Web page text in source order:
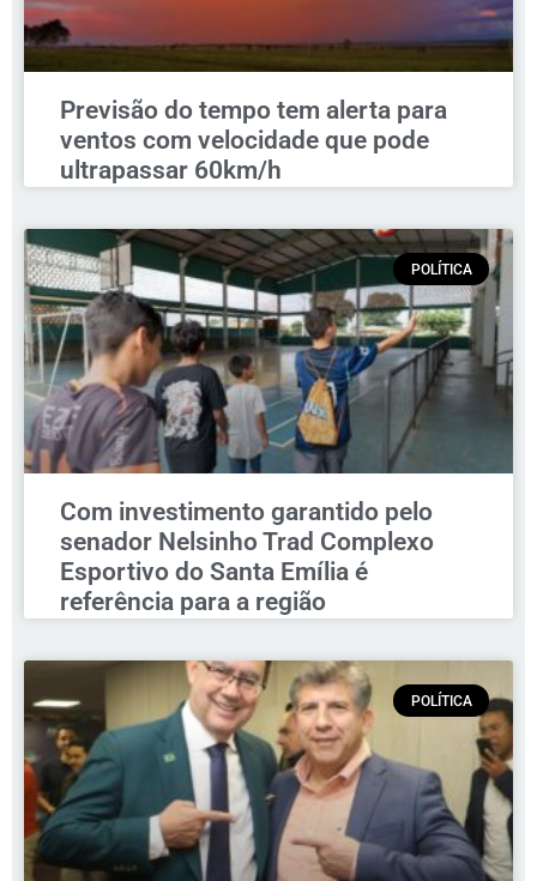
Previsão do tempo tem alerta para
ventos com velocidade que pode
ultrapassar 60km/h
POLÍTICA
Com investimento garantido pelo
senador Nelsinho Trad Complexo
Esportivo do Santa Emília é
referência para a região
POLÍTICA